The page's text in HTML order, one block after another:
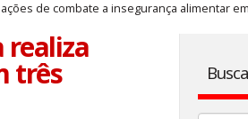
de combate a insegurança alimentar
realiza
três Busca